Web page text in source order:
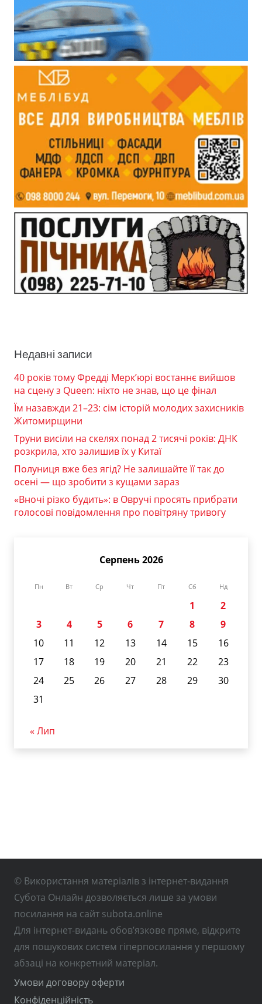
Недавні записи
40 років тому Фредді Мерк’юрі востаннє вийшов
на сцену з Queen: ніхто не знав, що це фінал
Їм назавжди 21–23: сім історій молодих захисників
Житомирщини
Труни висіли на скелях понад 2 тисячі років: ДНК
розкрила, хто залишив їх у Китаї
Полуниця вже без ягід? Не залишайте її так до
осені — що зробити з кущами зараз
«Вночі різко будить»: в Овручі просять прибрати
голосові повідомлення про повітряну тривогу
Серпень 2026
Пн Вт Ср Чт Пт Сб Нд
1
2
3
4 5 6 7 8
9
10
11 12 13 14 15
16
17
18 19 20 21 22
23
24
25 26 27 28 29
30
31
« Лип
© Використання матеріалів з інтернет-видання
Субота Онлайн дозволяється лише за умови
посилання на сайт subota.online
Для інтернет-видань обов’язкове пряме, відкрите
для пошукових систем гіперпосилання у першому
абзаці на конкретний матеріал.
Умови договору оферти
Конфіденційність